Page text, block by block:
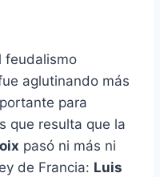
feudalismo
aglutinando más
para
que resulta que la
pasó ni más ni
de Francia: Luis